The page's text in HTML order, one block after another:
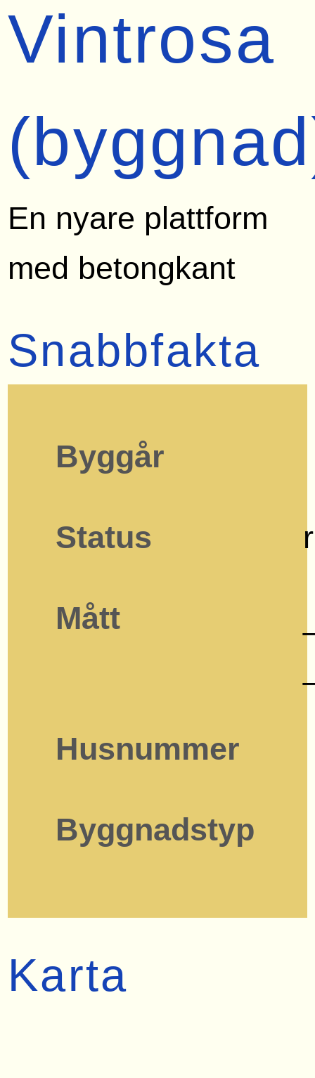
Vintrosa
En nyare plattform
med betongkant
Snabbfakta
Byggår
Status
Mått
Husnummer
Byggnadstyp
Karta